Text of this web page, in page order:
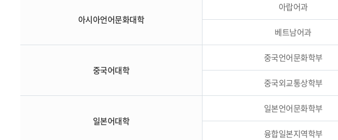
아시아언어문화대학
아랍어과
베트남어과
중국어대학
중국언어문화학부
중국외교통상학부
일본어대학
일본언어문화학부
융합일본지역학부